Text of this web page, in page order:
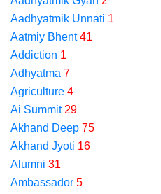
Aadhyatmik Unnati 1
Aatmiy Bhent 41
Addiction 1
Adhyatma 7
Agriculture 4
Ai Summit 29
Akhand Deep 75
Akhand Jyoti 16
Alumni 31
Ambassador 5